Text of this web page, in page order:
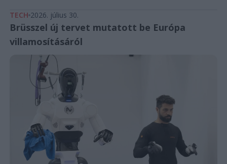
TECH 2026. július 30.
Brüsszel új tervet mutatott be Európa
villamosításáról